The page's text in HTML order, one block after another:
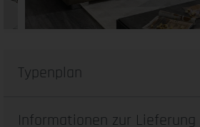
Typenplan
Informationen zur Lieferung